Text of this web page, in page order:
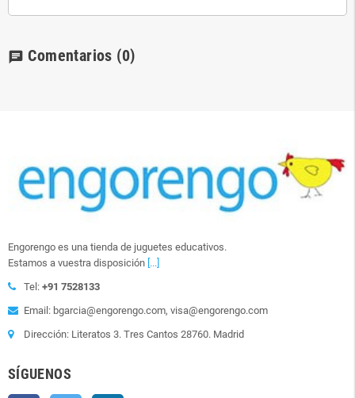
chat Comentarios (0)
Engorengo es una tienda de juguetes educativos.
Estamos a vuestra disposición [...]
Tel: +91 7528133
Email: bgarcia@engorengo.com, visa@engorengo.com
Dirección: Literatos 3. Tres Cantos 28760. Madrid
SÍGUENOS